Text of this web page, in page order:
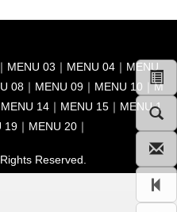
｜ MENU 03 ｜ MENU 04 ｜ MENU
08 ｜ MENU 09 ｜ MENU 10 ｜M
MENU 14 ｜ MENU 15 ｜ MENU 1
19 ｜ MENU 20 ｜
Reserved.